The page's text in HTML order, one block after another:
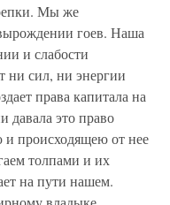
Мы же
гоев. Наша
и слабости
ни сил, ни энергии
права капитала на
давала это право
и происходящею от нее
толпами и их
на пути нашем.